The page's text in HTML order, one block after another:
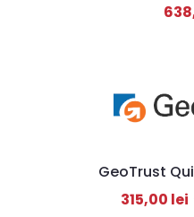
GeoTrust
315,00 lei